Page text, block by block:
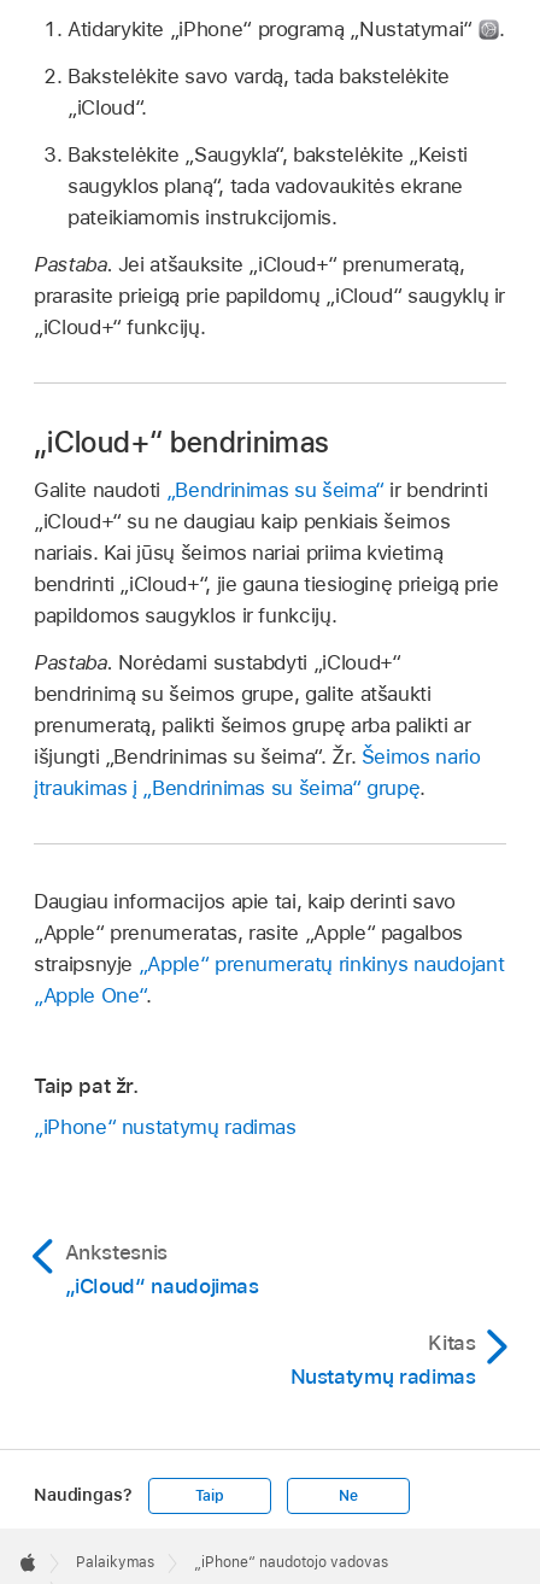
Atidarykite „iPhone“ programą „Nustatymai“
.
Bakstelėkite savo vardą, tada bakstelėkite
„iCloud“.
Bakstelėkite „Saugykla“, bakstelėkite „Keisti
saugyklos planą“, tada vadovaukitės ekrane
pateikiamomis instrukcijomis.
Pastaba. Jei atšauksite „iCloud+“ prenumeratą,
prarasite prieigą prie papildomų „iCloud“ saugyklų ir
„iCloud+“ funkcijų.
„iCloud+“ bendrinimas
Galite naudoti „Bendrinimas su šeima“ir bendrinti
„iCloud+“ su ne daugiau kaip penkiais šeimos
nariais. Kai jūsų šeimos nariai priima kvietimą
bendrinti „iCloud+“, jie gauna tiesioginę prieigą prie
papildomos saugyklos ir funkcijų.
Pastaba. Norėdami sustabdyti „iCloud+“
bendrinimą su šeimos grupe, galite atšaukti
prenumeratą, palikti šeimos grupę arba palikti ar
išjungti „Bendrinimas su šeima“. Žr. Šeimos nario
įtraukimas į „Bendrinimas su šeima“ grupę.
Daugiau informacijos apie tai, kaip derinti savo
„Apple“ prenumeratas, rasite „Apple“ pagalbos
straipsnyje „Apple“ prenumeratų rinkinys naudojant
„Apple One“.
Taip pat žr.
„iPhone“ nustatymų radimas
Ankstesnis
„iCloud“ naudojimas
Kitas
Nustatymų radimas
Naudingas? Taip Ne
Footer

Palaikymas
„iPhone“ naudotojo vadovas